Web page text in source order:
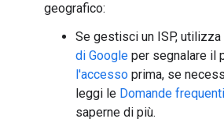
geografico:
Se gestisci un ISP, utilizza
di Google per segnalare il
l'accesso prima, se
leggi le Domande
saperne di più.